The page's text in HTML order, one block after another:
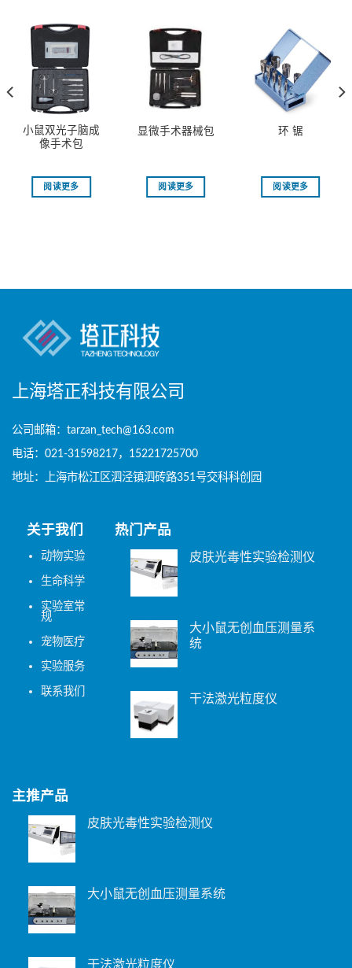
小鼠双光子脑成
像手术包
阅读更多
显微手术器械包
阅读更多
环 锯
阅读更多
上海塔正科技有限公司
公司邮箱：tarzan_tech@163.com
电话：021-31598217，15221725700
地址：上海市松江区泗泾镇泗砖路351号交科科创园
关于我们
动物实验
生命科学
实验室常
规
宠物医疗
实验服务
联系我们
热门产品
皮肤光毒性实验检测仪
大小鼠无创血压测量系
统
干法激光粒度仪
主推产品
皮肤光毒性实验检测仪
大小鼠无创血压测量系统
干法激光粒度仪